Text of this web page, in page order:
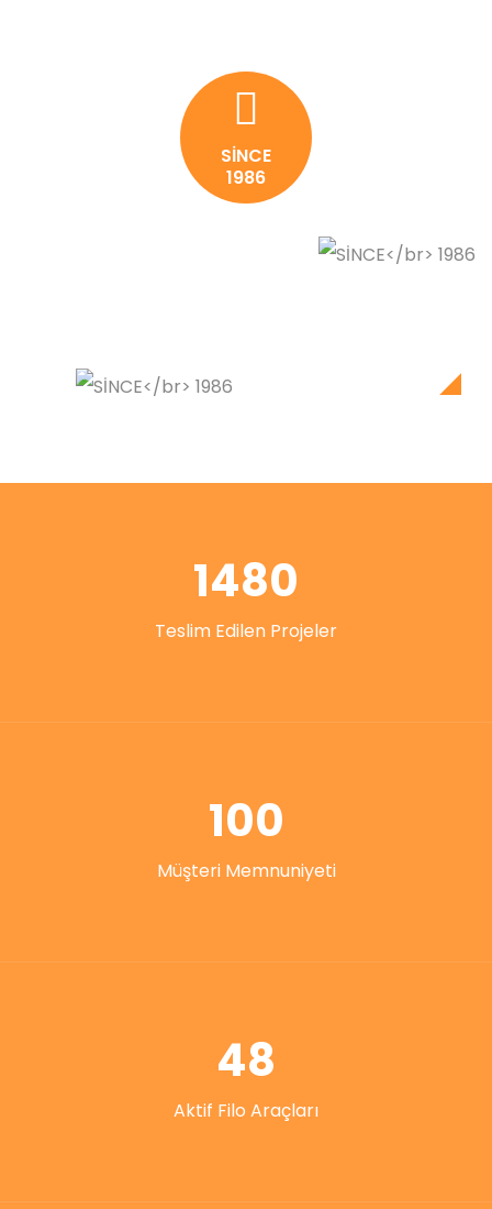
SİNCE
1986
1480
Teslim Edilen Projeler
100
Müşteri Memnuniyeti
48
Aktif Filo Araçları